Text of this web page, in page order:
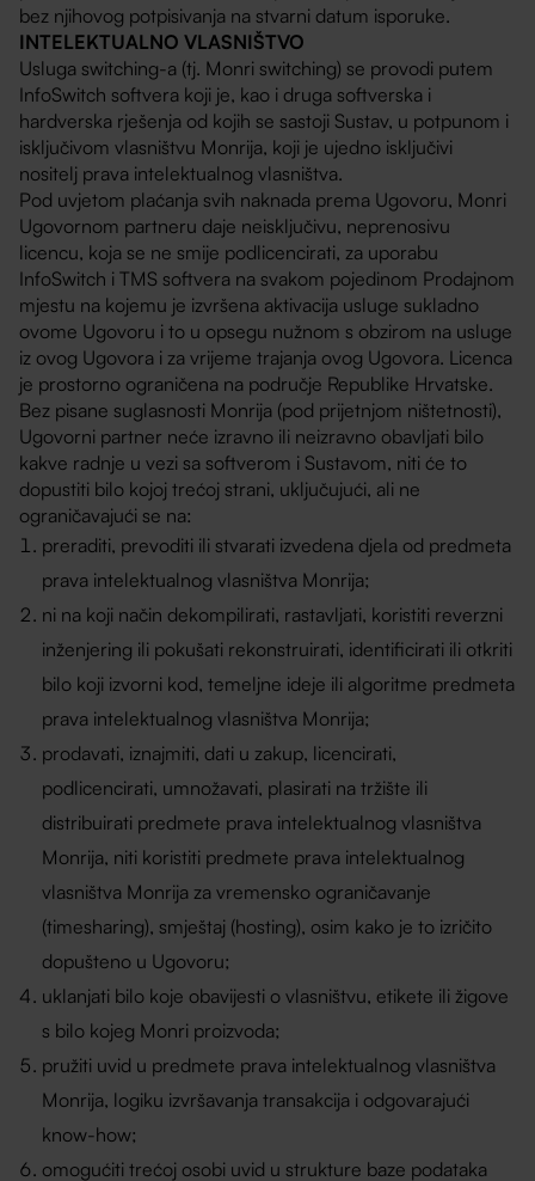
bez njihovog potpisivanja na stvarni datum isporuke.
INTELEKTUALNO VLASNIŠTVO
Usluga switching-a (tj. Monri switching) se provodi putem
InfoSwitch softvera koji je, kao i druga softverska i
hardverska rješenja od kojih se sastoji Sustav, u potpunom i
isključivom vlasništvu Monrija, koji je ujedno isključivi
nositelj prava intelektualnog vlasništva.
Pod uvjetom plaćanja svih naknada prema Ugovoru, Monri
Ugovornom partneru daje neisključivu, neprenosivu
licencu, koja se ne smije podlicencirati, za uporabu
InfoSwitch i TMS softvera na svakom pojedinom Prodajnom
mjestu na kojemu je izvršena aktivacija usluge sukladno
ovome Ugovoru i to u opsegu nužnom s obzirom na usluge
iz ovog Ugovora i za vrijeme trajanja ovog Ugovora. Licenca
je prostorno ograničena na područje Republike Hrvatske.
Bez pisane suglasnosti Monrija (pod prijetnjom ništetnosti),
Ugovorni partner neće izravno ili neizravno obavljati bilo
kakve radnje u vezi sa softverom i Sustavom, niti će to
dopustiti bilo kojoj trećoj strani, uključujući, ali ne
ograničavajući se na:
preraditi, prevoditi ili stvarati izvedena djela od predmeta
prava intelektualnog vlasništva Monrija;
ni na koji način dekompilirati, rastavljati, koristiti reverzni
inženjering ili pokušati rekonstruirati, identificirati ili otkriti
bilo koji izvorni kod, temeljne ideje ili algoritme predmeta
prava intelektualnog vlasništva Monrija;
prodavati, iznajmiti, dati u zakup, licencirati,
podlicencirati, umnožavati, plasirati na tržište ili
distribuirati predmete prava intelektualnog vlasništva
Monrija, niti koristiti predmete prava intelektualnog
vlasništva Monrija za vremensko ograničavanje
(timesharing), smještaj (hosting), osim kako je to izričito
dopušteno u Ugovoru;
uklanjati bilo koje obavijesti o vlasništvu, etikete ili žigove
s bilo kojeg Monri proizvoda;
pružiti uvid u predmete prava intelektualnog vlasništva
Monrija, logiku izvršavanja transakcija i odgovarajući
know-how;
omogućiti trećoj osobi uvid u strukture baze podataka